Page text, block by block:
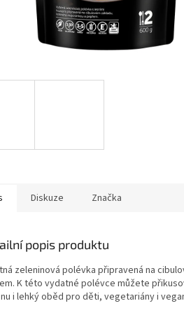
Diskuze Značka
popis produktu
zeleninová polévka připravená na
K této vydatné polévce můžete
i lehký oběd pro děti, vegetariány i